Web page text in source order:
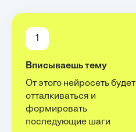
1
Вписываешь тему
От этого нейросеть будет
отталкиваться и
формировать
последующие шаги